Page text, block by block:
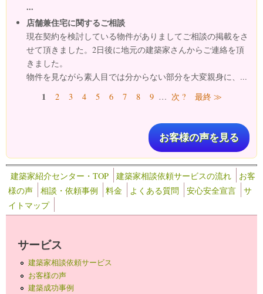
...
店舗兼住宅に関するご相談
現在契約を検討している物件がありましてご相談の掲載をさ
せて頂きました。2日後に地元の建築家さんからご連絡を頂
きました。
物件を見ながら素人目では分からない部分を大変親身に、...
ページ1 2 3 4 5 6 7 8 9 … 次 ? 最終 ≫
お客様の声を見る
建築家紹介センター・TOP 建築家相談依頼サービスの流れ
お客
様の声
相談・依頼事例 料金 よくある質問 安心安全宣言
サ
イトマップ
サービス
建築家相談依頼サービス
お客様の声
建築成功事例